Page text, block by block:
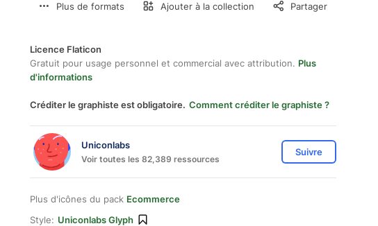
Plus de formats Ajouter à la collection Partager
Licence Flaticon
Gratuit pour usage personnel et commercial avec attribution. Plus
d'informations
Créditer le graphiste est obligatoire. Comment créditer le graphiste ?
Uniconlabs
Voir toutes les 82,389 ressources
Suivre
Plus d'icônes du pack Ecommerce
Style: Uniconlabs Glyph